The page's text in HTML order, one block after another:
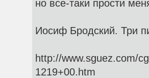
но все-таки прости
Иосиф Бродский. Три
http://www.sguez.com/
1219+00.htm